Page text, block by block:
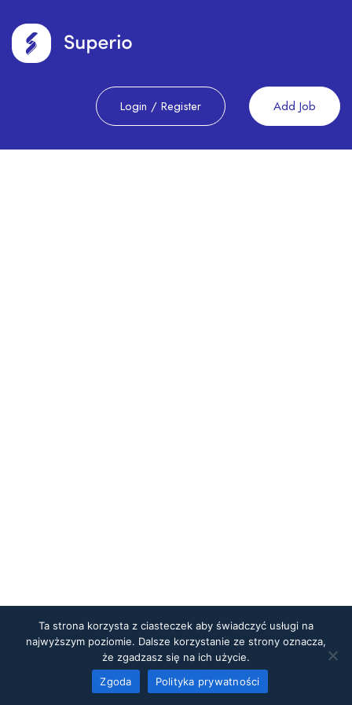
Login / Register Add Job
Ta strona korzysta z ciasteczek aby świadczyć usługi na
najwyższym poziomie. Dalsze korzystanie ze strony oznacza,
że zgadzasz się na ich użycie.
Zgoda
Polityka prywatności